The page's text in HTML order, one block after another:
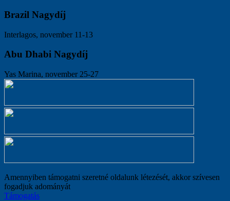
Brazil Nagydíj
Interlagos, november 11-13
Abu Dhabi Nagydíj
Yas Marina, november 25-27
Amennyiben támogatni szeretné oldalunk létezését, akkor szívesen
fogadjuk adományát
Támogatás